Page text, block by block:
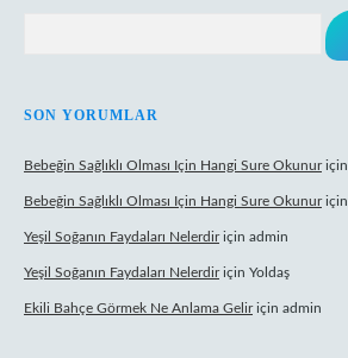
SON YORUMLAR
Bebeğin Sağlıklı Olması Için Hangi Sure Okunuriçin
Bebeğin Sağlıklı Olması Için Hangi Sure Okunuriçin
Yeşil Soğanın Faydaları Nelerdiriçin admin
Yeşil Soğanın Faydaları Nelerdiriçin Yoldaş
Ekili Bahçe Görmek Ne Anlama Geliriçin admin